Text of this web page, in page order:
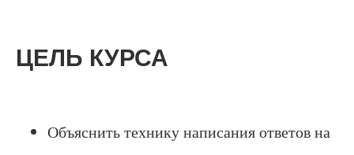
ЦЕЛЬ КУРСА
Объяснить технику написания ответов на